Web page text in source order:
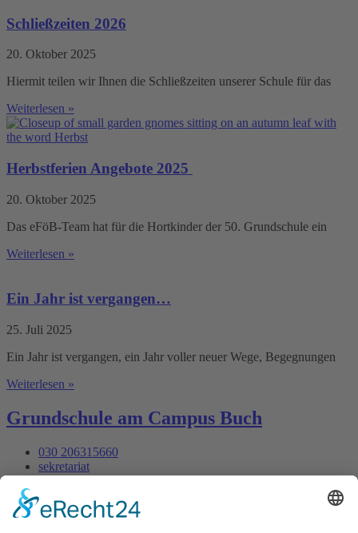
Schließzeiten 2026
20. Oktober 2025
Hiermit teilen wir Ihnen die Schließzeiten unserer Schule für das
Weiterlesen »
Herbstferien Angebote 2025
20. Oktober 2025
Das eFöB-Team hat für die Hortkinder der 50. Grundschule ein
Weiterlesen »
Ein Jahr ist vergangen…
25. Juli 2025
Ein Jahr ist vergangen, ein Jahr voller neuer Wege, Begegnungen
Weiterlesen »
Grundschule am Campus Buch
030 206315660
sekretariat
Mo - Fr : 07:30 - 13:30
Datenschutz